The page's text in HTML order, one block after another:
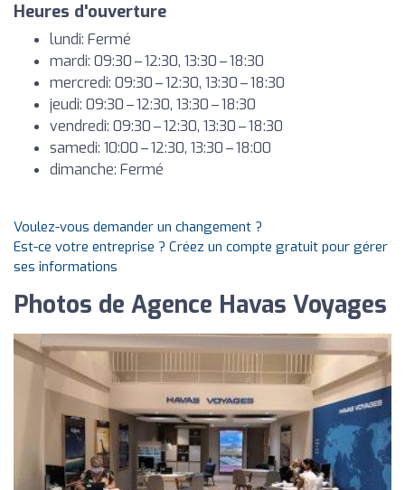
Heures d'ouverture
lundi: Fermé
mardi: 09:30 – 12:30, 13:30 – 18:30
mercredi: 09:30 – 12:30, 13:30 – 18:30
jeudi: 09:30 – 12:30, 13:30 – 18:30
vendredi: 09:30 – 12:30, 13:30 – 18:30
samedi: 10:00 – 12:30, 13:30 – 18:00
dimanche: Fermé
Voulez-vous demander un changement ?
Est-ce votre entreprise ? Créez un compte gratuit pour gérer
ses informations
Photos de Agence Havas Voyages